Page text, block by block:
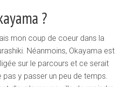
?
mon coup de coeur dans la
Néanmoins, Okayama est
sur le parcours et ce serait
y passer un peu de temps.